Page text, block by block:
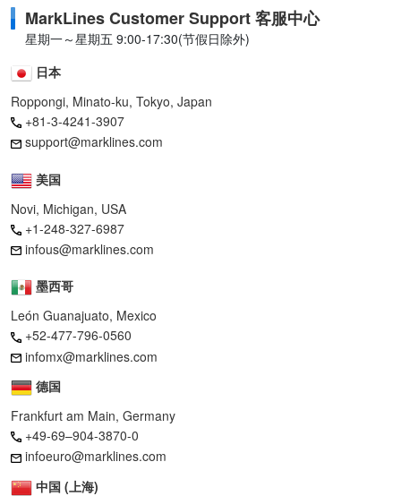
MarkLines Customer Support 客服中心
星期一～星期五 9:00-17:30(节假日除外)
日本
Roppongi, Minato-ku, Tokyo, Japan
+81-3-4241-3907
support@marklines.com
美国
Novi, Michigan, USA
+1-248-327-6987
infous@marklines.com
墨西哥
León Guanajuato, Mexico
+52-477-796-0560
infomx@marklines.com
德国
Frankfurt am Main, Germany
+49-69–904-3870-0
infoeuro@marklines.com
中国 (上海)